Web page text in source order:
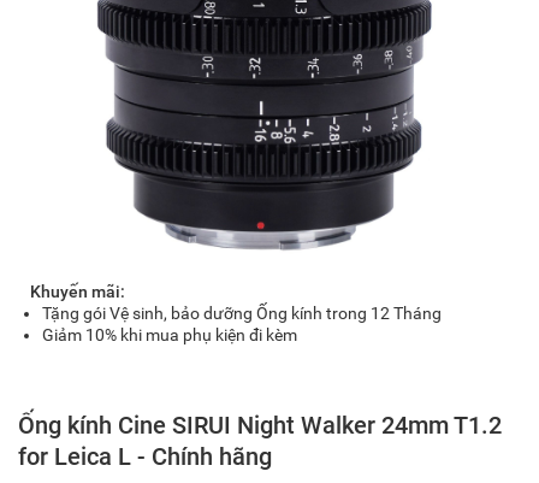
Khuyến mãi:
Tặng gói Vệ sinh, bảo dưỡng Ống kính trong 12 Tháng
Giảm 10% khi mua phụ kiện đi kèm
Ống kính Cine SIRUI Night Walker 24mm T1.2
for Leica L - Chính hãng